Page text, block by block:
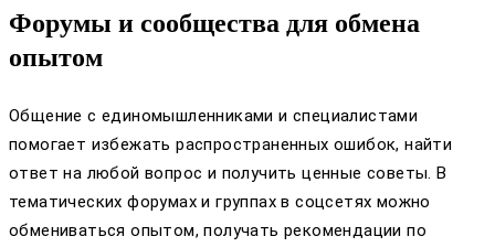
Форумы и сообщества для обмена
опытом
Общение с единомышленниками и специалистами
помогает избежать распространенных ошибок, найти
ответ на любой вопрос и получить ценные советы. В
тематических форумах и группах в соцсетях можно
обмениваться опытом, получать рекомендации по